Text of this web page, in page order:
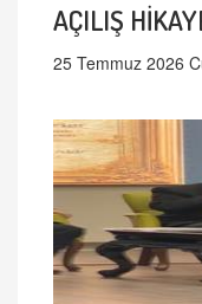
AÇILIŞ
25 Temmuz 2026